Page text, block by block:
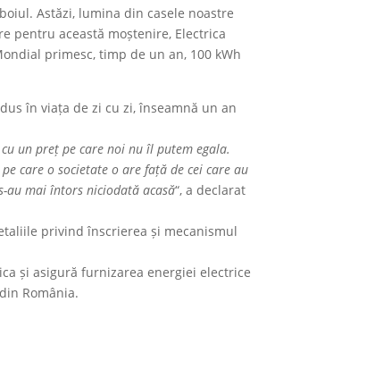
Astăzi, lumina din casele noastre
pentru această moștenire, Electrica
primesc, timp de un an, 100 kWh
în viața de zi cu zi, înseamnă un an
un preț pe care noi nu îl putem egala.
care o societate o are față de cei care au
au mai întors niciodată acasă“, a declarat
privind înscrierea și mecanismul
și asigură furnizarea energiei electrice
România.